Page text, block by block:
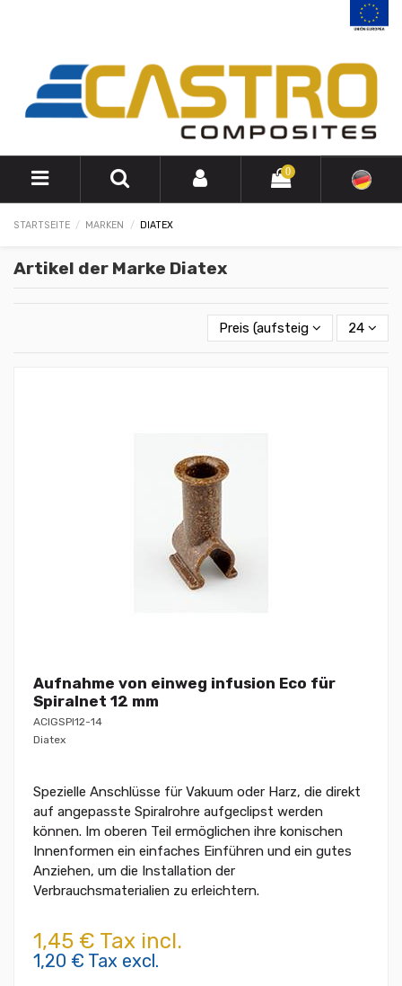
0
STARTSEITE MARKEN DIATEX
Artikel der Marke Diatex
Preis (aufsteigend) 24
Aufnahme von einweg infusion Eco für
Spiralnet 12 mm
ACIGSPI12-14
Diatex
Spezielle Anschlüsse für Vakuum oder Harz, die direkt
auf angepasste Spiralrohre aufgeclipst werden
können. Im oberen Teil ermöglichen ihre konischen
Innenformen ein einfaches Einführen und ein gutes
Anziehen, um die Installation der
Verbrauchsmaterialien zu erleichtern.
1,45 € Tax incl.
1,20 € Tax excl.